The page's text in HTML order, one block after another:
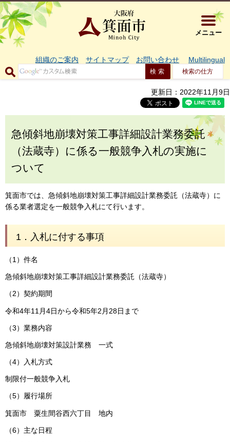
大阪府箕
メニュー
組織のご案内 サイトマップ お問い合わせ Multilingual
検索の仕方
更新日：2022年11月9日
急傾斜地崩壊対策工事詳細設計業務委託
（法蔵寺）に係る一般競争入札の実施に
ついて
箕面市では、急傾斜地崩壊対策工事詳細設計業務委託（法蔵寺）に
係る業者選定を一般競争入札にて行います。
1．入札に付する事項
（1）件名
急傾斜地崩壊対策工事詳細設計業務委託（法蔵寺）
（2）契約期間
令和4年11月4日から令和5年2月28日まで
（3）業務内容
急傾斜地崩壊対策設計業務 一式
（4）入札方式
制限付一般競争入札
（5）履行場所
箕面市 粟生間谷西六丁目 地内
（6）主な日程